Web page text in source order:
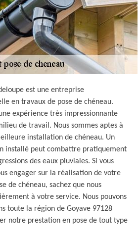
est une entreprise
en travaux de pose de chéneau.
expérience très impressionnante
de travail. Nous sommes aptes à
installation de chéneau. Un
installé peut combattre pratiquement
des eaux pluviales. Si vous
engager sur la réalisation de votre
de chéneau, sachez que nous
à votre service. Nous pouvons
toute la région de Goyave 97128
notre prestation en pose de tout type